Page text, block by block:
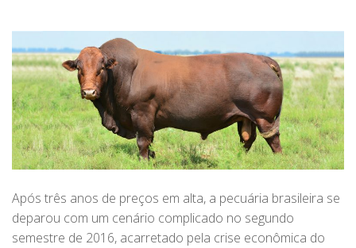
Após três anos de preços em alta, a pecuária brasileira se
deparou com um cenário complicado no segundo
semestre de 2016, acarretado pela crise econômica do